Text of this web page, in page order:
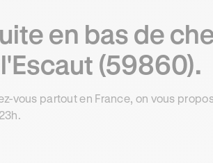
en bas de
l'Escaut (59860).
vous partout en France, on vous